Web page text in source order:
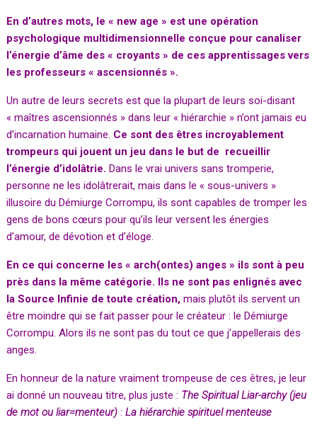
En d’autres mots, le « new age » est une opération
psychologique multidimensionnelle conçue pour canaliser
l’énergie d’âme des « croyants » de ces apprentissages vers
les professeurs « ascensionnés ».
Un autre de leurs secrets est que la plupart de leurs soi-disant
« maîtres ascensionnés » dans leur « hiérarchie » n’ont jamais eu
d’incarnation humaine. Ce sont des êtres incroyablement
trompeurs qui jouent un jeu dans le but de recueillir
l’énergie d’idolâtrie.Dans le vrai univers sans tromperie,
personne ne les idolâtrerait, mais dans le « sous-univers »
illusoire du Démiurge Corrompu, ils sont capables de tromper les
gens de bons cœurs pour qu’ils leur versent les énergies
d’amour, de dévotion et d’éloge.
En ce qui concerne les « arch(ontes) anges » ils sont à peu
près dans la même catégorie. Ils ne sont pas enlignés avec
la Source Infinie de toute création,mais plutôt ils servent un
être moindre qui se fait passer pour le créateur : le Démiurge
Corrompu. Alors ils ne sont pas du tout ce que j’appellerais des
anges.
En honneur de la nature vraiment trompeuse de ces êtres, je leur
ai donné un nouveau titre, plus juste : The Spiritual Liar-archy (jeu
de mot ou liar=menteur) :La hiérarchie spirituel menteuse